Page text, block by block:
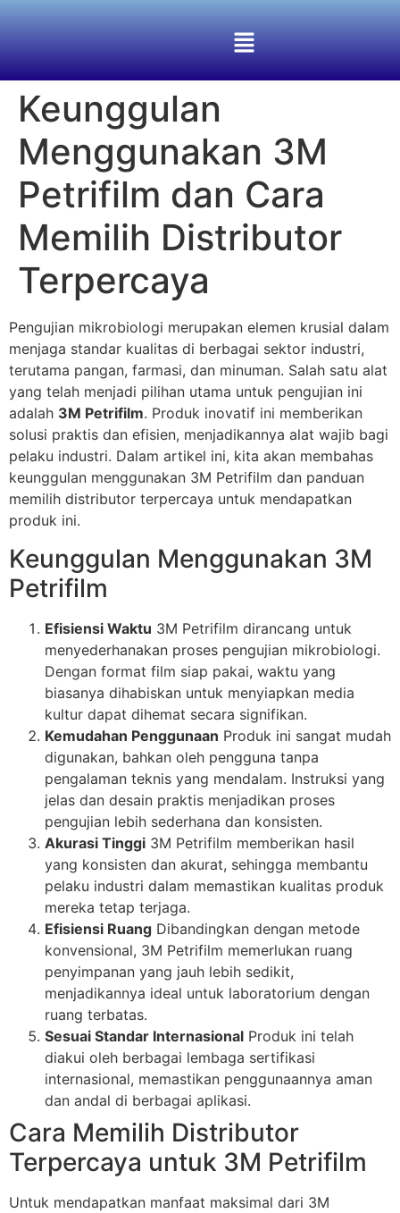
Keunggulan
Menggunakan 3M
Petrifilm dan Cara
Memilih Distributor
Terpercaya
Pengujian mikrobiologi merupakan elemen krusial dalam
menjaga standar kualitas di berbagai sektor industri,
terutama pangan, farmasi, dan minuman. Salah satu alat
yang telah menjadi pilihan utama untuk pengujian ini
adalah 3M Petrifilm. Produk inovatif ini memberikan
solusi praktis dan efisien, menjadikannya alat wajib bagi
pelaku industri. Dalam artikel ini, kita akan membahas
keunggulan menggunakan 3M Petrifilm dan panduan
memilih distributor terpercaya untuk mendapatkan
produk ini.
Keunggulan Menggunakan 3M
Petrifilm
Efisiensi Waktu 3M Petrifilm dirancang untuk
menyederhanakan proses pengujian mikrobiologi.
Dengan format film siap pakai, waktu yang
biasanya dihabiskan untuk menyiapkan media
kultur dapat dihemat secara signifikan.
Kemudahan Penggunaan Produk ini sangat mudah
digunakan, bahkan oleh pengguna tanpa
pengalaman teknis yang mendalam. Instruksi yang
jelas dan desain praktis menjadikan proses
pengujian lebih sederhana dan konsisten.
Akurasi Tinggi 3M Petrifilm memberikan hasil
yang konsisten dan akurat, sehingga membantu
pelaku industri dalam memastikan kualitas produk
mereka tetap terjaga.
Efisiensi Ruang Dibandingkan dengan metode
konvensional, 3M Petrifilm memerlukan ruang
penyimpanan yang jauh lebih sedikit,
menjadikannya ideal untuk laboratorium dengan
ruang terbatas.
Sesuai Standar Internasional Produk ini telah
diakui oleh berbagai lembaga sertifikasi
internasional, memastikan penggunaannya aman
dan andal di berbagai aplikasi.
Cara Memilih Distributor
Terpercaya untuk 3M Petrifilm
Untuk mendapatkan manfaat maksimal dari 3M